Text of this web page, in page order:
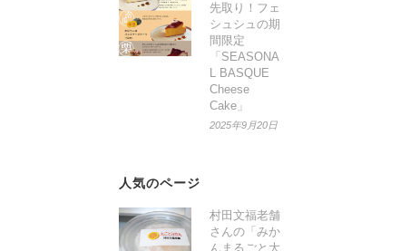
先取り！フェ
シュシュの期
間限定
「SEASONA
L BASQUE
Cheese
Cake」
2025年9月20日
人気のページ
村田文福老舗
さんの「みか
んまるごと大